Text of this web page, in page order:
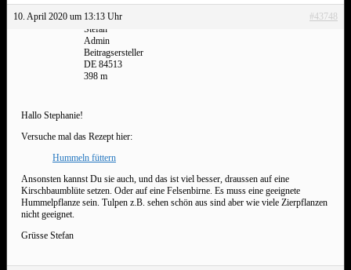
10. April 2020 um 13:13 Uhr
#43748
Stefan
Admin
Beitragsersteller
DE 84513
398 m
Hallo Stephanie!
Versuche mal das Rezept hier:
Hummeln füttern
Ansonsten kannst Du sie auch, und das ist viel besser, draussen auf eine
Kirschbaumblüte setzen. Oder auf eine Felsenbirne. Es muss eine geeignete
Hummelpflanze sein. Tulpen z.B. sehen schön aus sind aber wie viele Zierpflanzen
nicht geeignet.
Grüsse Stefan